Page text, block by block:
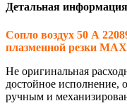
Детальная информация
Сопло воздух 50 А
плазменной резки
Не оригинальная
достойное исполнение,
ручным и